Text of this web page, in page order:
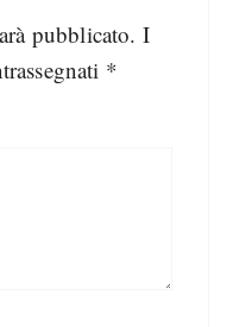
pubblicato. I
*